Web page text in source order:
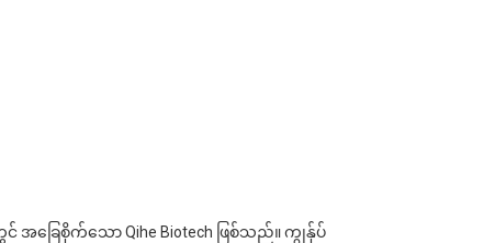
ြေစိုက်သော Qihe Biotech ဖြစ်သည်။ ကျွန်ုပ်